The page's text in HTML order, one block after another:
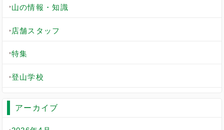
山の情報・知識
店舗スタッフ
特集
登山学校
アーカイブ